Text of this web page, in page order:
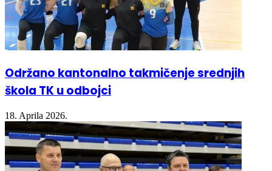
Održano kantonalno takmičenje srednjih
škola TK u odbojci
18. Aprila 2026.